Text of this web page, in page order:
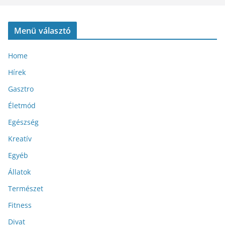
Menü választó
Home
Hírek
Gasztro
Életmód
Egészség
Kreatív
Egyéb
Állatok
Természet
Fitness
Divat